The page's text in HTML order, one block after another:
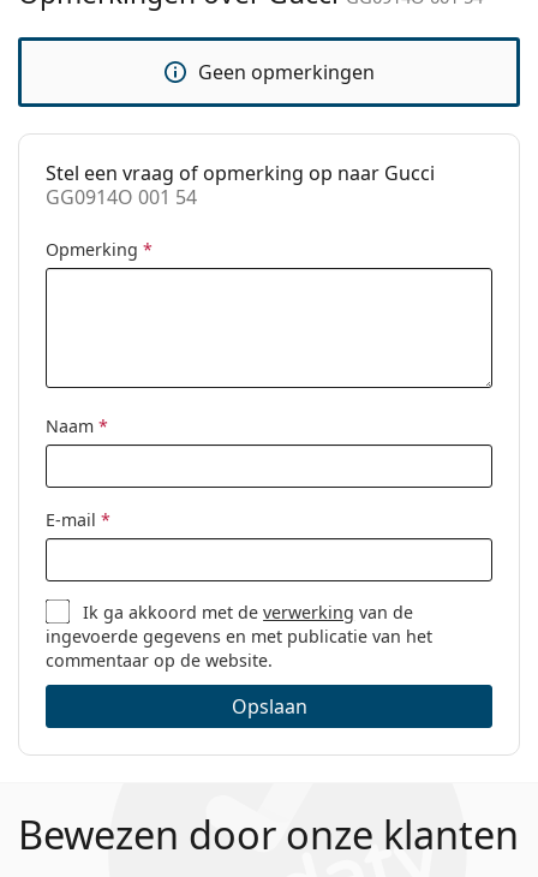
pads:
scharnier:
No
accessoires
Reinigingsdoekje: Ja
Categorie:
Brillen
Merk:
Geen opmerkingen
Stel een vraag of opmerking op naar Gucci
GG0914O 001 54
Opmerking *
Naam *
E-mail *
Ik ga akkoord met deverwerking van de
ingevoerde gegevens en met publicatie van het
commentaar op de website.
Opslaan
Bewezen door onze klanten